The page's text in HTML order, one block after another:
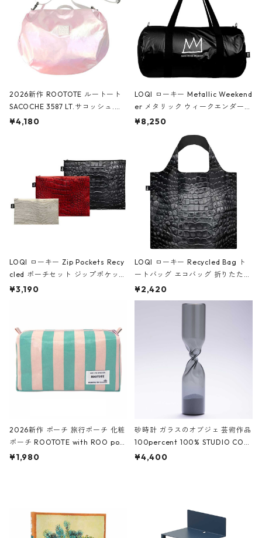
2026新作 ROOTOTE ルートート
SACOCHE 3587 LT.サコッシュ.ル
ミエ-B ショルダーバッグ グロスピ
¥4,180
LOQI ローキー Metallic Weekend
er メタリック ウィークエンダー
ボストンバッグ ショルダーバッグ
Black ジャン=ミッシェル・バスキ
ア/クラウン ブラック
¥8,250
LOQI ローキー Zip Pockets Recy
cled ポーチセット ジップポケット
ファスナーポーチ 撥水加工 トラベ
ーガンディー、オフホワイト
¥3,190
LOQI ローキー Recycled Bag ト
ートバッグ エコバッグ 折りたたみ
大きめ 撥水加工 収納ポーチ CRO
CODILE/Black クロコダイル/ブラ
¥2,420
2026新作 ポーチ 旅行ポーチ 化粧
ポーチ ROOTOTE with ROO pou
ch 3532 ルートート WR.ポーチ.ラ
¥1,980
砂時計 ガラスのオブジェ 芸術作品
100percent 100% STUDIO COH
AKU Timeless 100パーセント ス
¥4,400